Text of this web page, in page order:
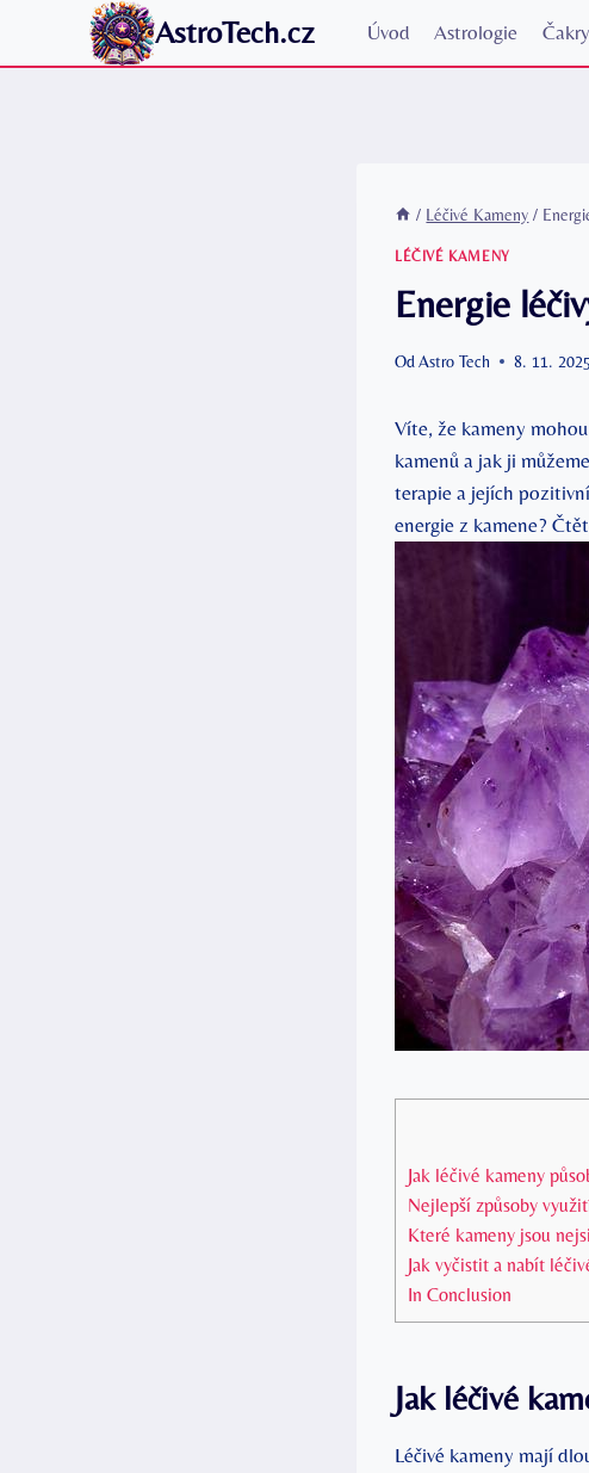
AstroTech.cz Úvod Astrologie Čakry
/ Léčivé Kameny /
LÉČIVÉ KAMENY
Energie
Od Astro Tech 8. 11. 2025
Víte, že kameny
kamenů a jak ji
terapie a jejích
energie z kamene?
Jak léčivé kameny
Nejlepší způsoby
Které kameny jsou
Jak vyčistit a nabít
In Conclusion
Jak léčivé
Léčivé kameny mají